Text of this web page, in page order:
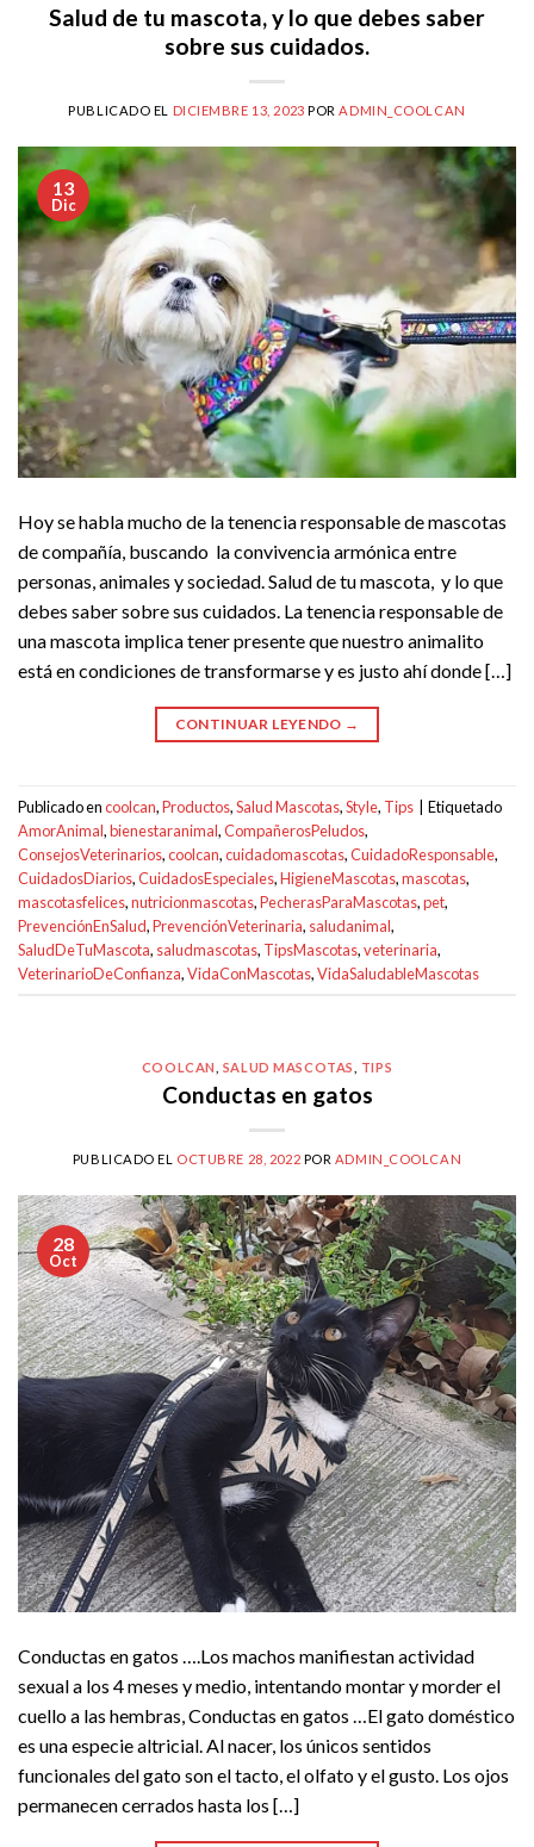
Salud de tu mascota, y lo que debes saber
sobre sus cuidados.
PUBLICADO EL DICIEMBRE 13, 2023 PORADMIN_COOLCAN
13
Dic
Hoy se habla mucho de la tenencia responsable de mascotas
de compañía, buscando la convivencia armónica entre
personas, animales y sociedad. Salud de tu mascota, y lo que
debes saber sobre sus cuidados. La tenencia responsable de
una mascota implica tener presente que nuestro animalito
está en condiciones de transformarse y es justo ahí donde […]
CONTINUAR LEYENDO →
Publicado encoolcan,Productos,Salud Mascotas,Style, Tips
Etiquetado
AmorAnimal,bienestaranimal,CompañerosPeludos,
ConsejosVeterinarios,coolcan,cuidadomascotas,CuidadoResponsable,
CuidadosDiarios,CuidadosEspeciales,HigieneMascotas,mascotas,
mascotasfelices,nutricionmascotas,PecherasParaMascotas,pet,
PrevenciónEnSalud,PrevenciónVeterinaria, saludanimal,
SaludDeTuMascota, saludmascotas, TipsMascotas,veterinaria,
VeterinarioDeConfianza,VidaConMascotas,VidaSaludableMascotas
COOLCAN SALUD MASCOTAS TIPS
Conductas en gatos
PUBLICADO EL OCTUBRE 28, 2022 POR ADMIN_COOLCAN
28
Oct
Conductas en gatos ….Los machos manifiestan actividad
sexual a los 4 meses y medio, intentando montar y morder el
cuello a las hembras, Conductas en gatos …El gato doméstico
es una especie altricial. Al nacer, los únicos sentidos
funcionales del gato son el tacto, el olfato y el gusto. Los ojos
permanecen cerrados hasta los […]